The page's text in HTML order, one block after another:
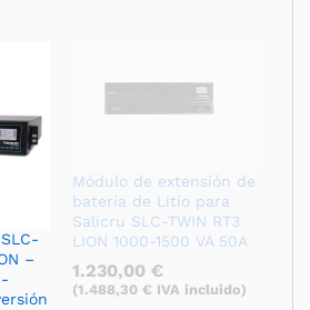
–
Módulo de extensión de
batería de Litio para
Salicru SLC-TWIN RT3
LION 1000-1500 VA 50A
1.230,00 €
(1.488,30 € IVA incluido)